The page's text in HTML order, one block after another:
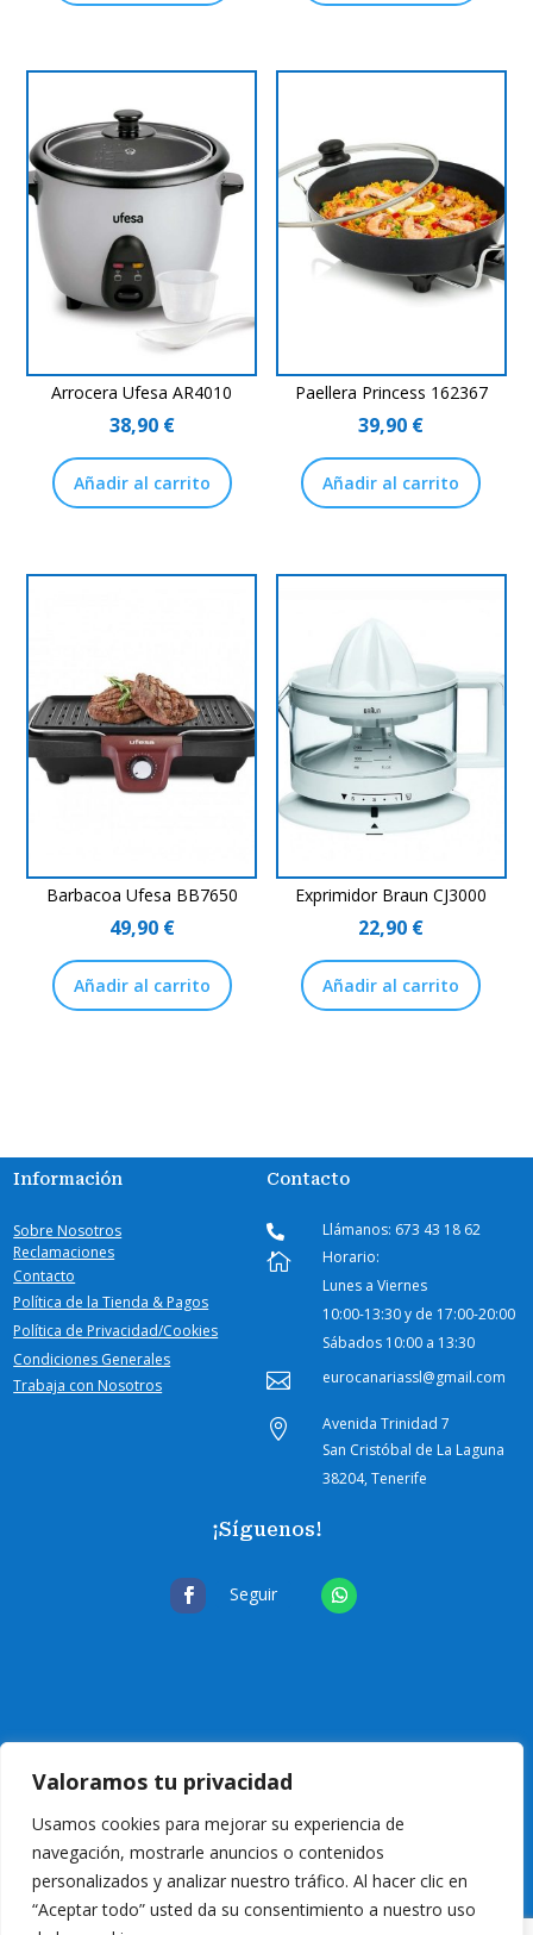
Valoramos tu privacidad
Usamos cookies para mejorar su experiencia de
navegación, mostrarle anuncios o contenidos
personalizados y analizar nuestro tráfico. Al hacer clic en
“Aceptar todo” usted da su consentimiento a nuestro uso
Arrocera Ufesa AR4010
38,90 €
Añadir al carrito
Paellera Princess 162367
39,90 €
Añadir al carrito
Barbacoa Ufesa BB7650
49,90 €
Añadir al carrito
Exprimidor Braun CJ3000
22,90 €
Añadir al carrito
Información
Sobre Nosotros
Reclamaciones
Contacto
Política de la Tienda & Pagos
Política de Privacidad/Cookies
Condiciones Generales
Trabaja con Nosotros
Contacto
 Llámanos: 673 43 18 62

Horario:
Lunes a Viernes
10:00-13:30 y de 17:00-20:00
Sábados 10:00 a 13:30
 eurocanariassl@gmail.com

Avenida Trinidad 7
San Cristóbal de La Laguna
38204, Tenerife
¡Síguenos!
Seguir